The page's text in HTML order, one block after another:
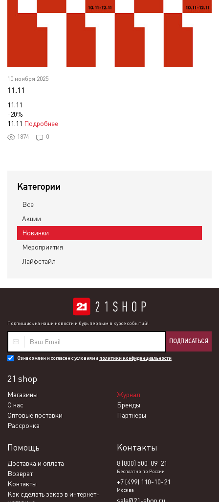
10 ноября 2025
11.11
11.11
-20%
11.11 Подробнее
1874 0
Категории
Все
Акции
Новинки
Мероприятия
Лайфстайл
Подпишись на наши новости и будь первым в курсе событий!
ПОДПИСАТЬСЯ
Ознакомлен и согласен с условиями политики конфиденциальности
21 shop
Магазины
Журнал
О нас
Бренды
Оптовые поставки
Партнеры
Рассрочка
Помощь
Доставка и оплата
Возврат
Контакты
Как сделать заказ в интернет-
Контакты
8 (800) 500-89-21
Бесплатно по России
+7 (499) 110-10-21
Москва